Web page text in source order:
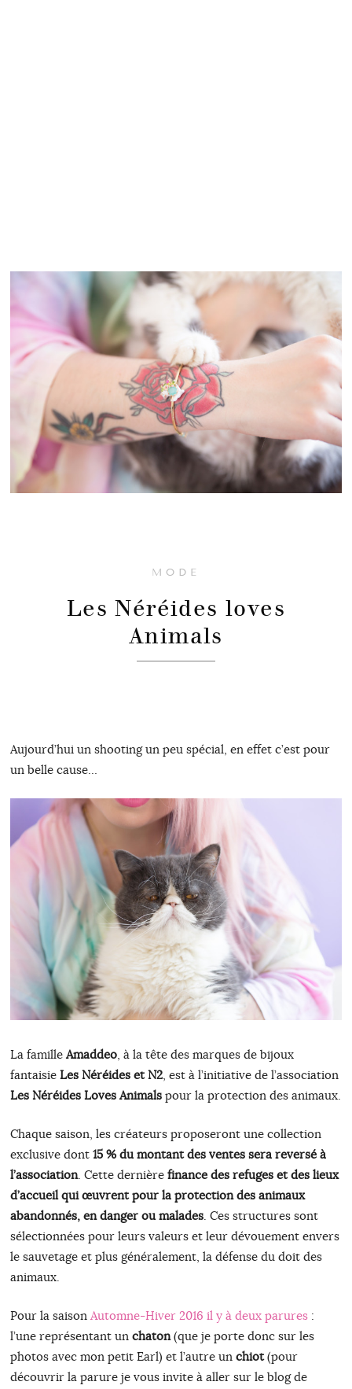
MODE
Les Néréides loves
Animals
Aujourd’hui un shooting un peu spécial, en effet c’est pour
un belle cause…
La famille Amaddeo, à la tête des marques de bijoux
fantaisie Les Néréides et N2, est à l’initiative de l’association
Les Néréides Loves Animalspour la protection des animaux.
Chaque saison, les créateurs proposeront une collection
exclusive dont 15 % du montant des ventes sera reversé à
l’association. Cette dernière finance des refuges et des lieux
d’accueil qui œuvrent pour la protection des animaux
abandonnés, en danger ou malades. Ces structures sont
sélectionnées pour leurs valeurs et leur dévouement envers
le sauvetage et plus généralement, la défense du doit des
animaux.
Pour la saison Automne-Hiver 2016 il y à deux parures:
l’une représentant un chaton(que je porte donc sur les
photos avec mon petit Earl) et l’autre un chiot(pour
découvrir la parure je vous invite à aller sur le blog de